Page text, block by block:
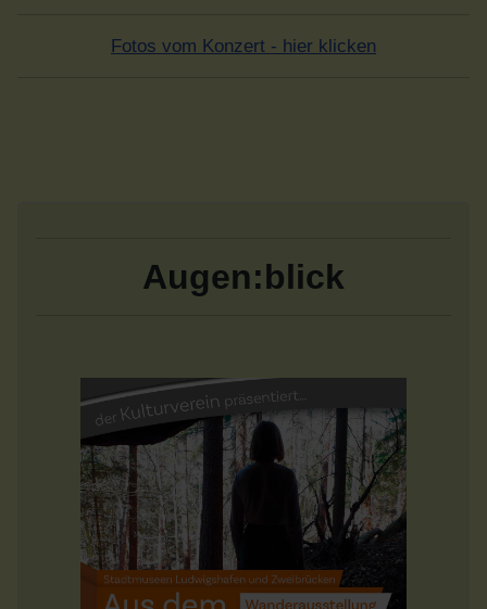
Fotos vom Konzert - hier klicken
Augen:blick